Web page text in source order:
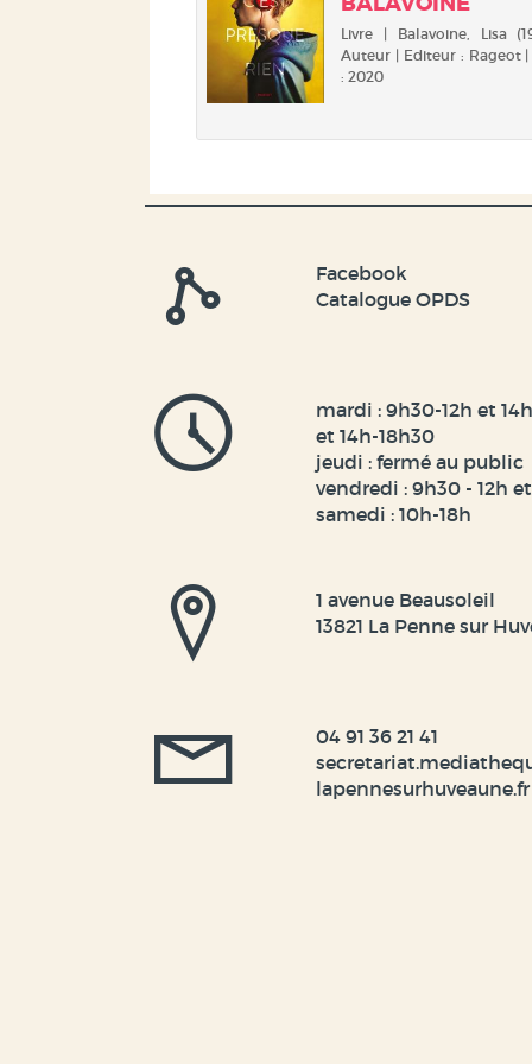
Livre | Balavoine, Lisa
Auteur | Editeur : Rageot |
: 2020
Facebook
Catalogue OPDS
mardi : 9h30-12h et
et 14h-18h30
jeudi : fermé au public
vendredi : 9h30 - 12h
samedi : 10h-18h
1 avenue Beausoleil
13821 La Penne sur
04 91 36 21 41
lapennesurhuveaune.fr